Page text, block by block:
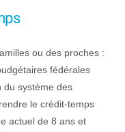
ou des proches :
fédérales
du système des
le crédit-temps
actuel de 8 ans et